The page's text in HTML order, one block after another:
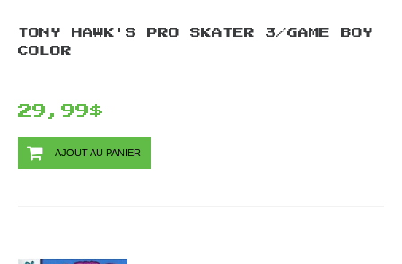
TONY HAWK'S PRO SKATER 3/GAME BOY
COLOR
29,99$
AJOUT AU PANIER